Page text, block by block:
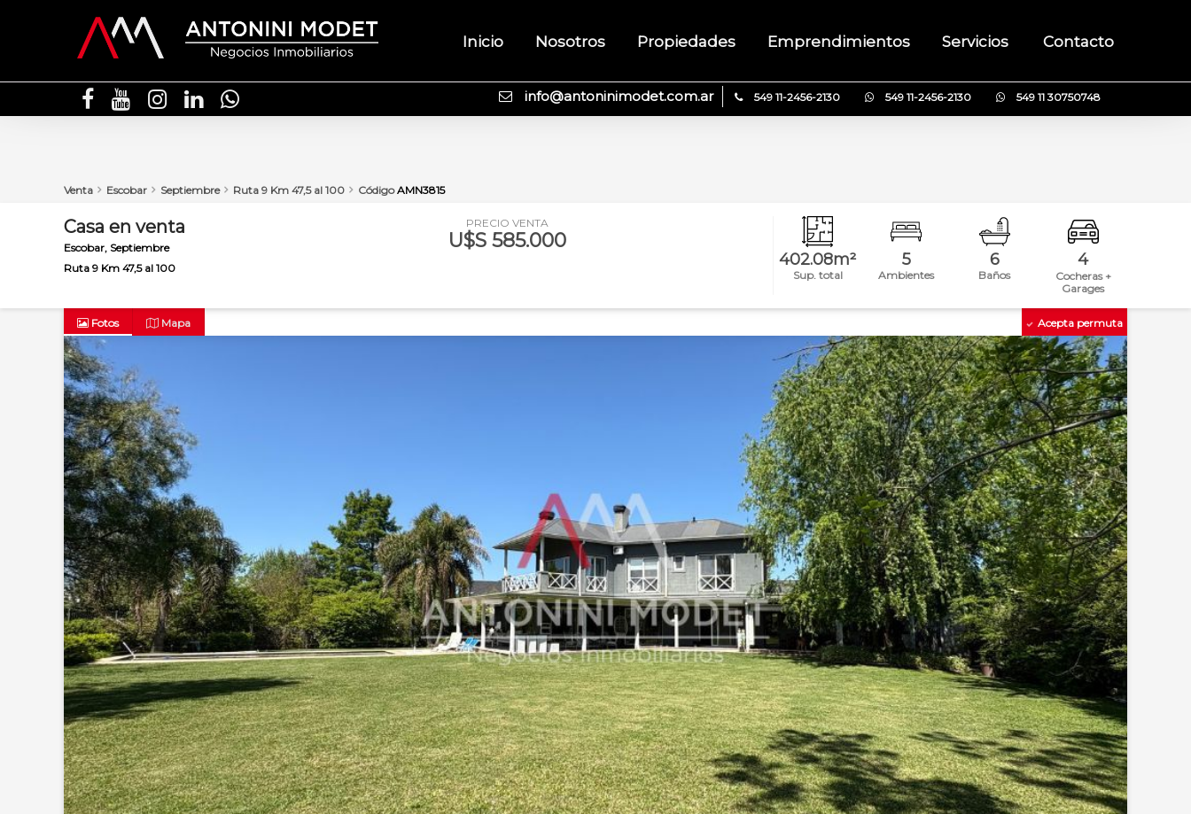
Inicio Nosotros Propiedades Emprendimientos Servicios Contacto
info@antoninimodet.com.ar 549 11-2456-2130 549 11-2456-2130 549 11 30750748
Venta Escobar Septiembre Ruta 9 Km 47,5 al 100 Código AMN3815
Casa en venta
Escobar Septiembre
Ruta 9 Km 47,5 al 100
PRECIO VENTA
U$S 585.000
402.08m²
Sup. total
5
Ambientes
6
Baños
4
Cocheras +
Garages
Fotos Mapa Acepta permuta